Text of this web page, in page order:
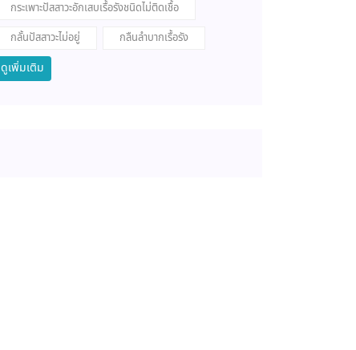
กระเพาะปัสสาวะอักเสบเรื้อรังชนิดไม่ติดเชื้อ
กลั้นปัสสาวะไม่อยู่
กลืนลำบากเรื้อรัง
ดูเพิ่มเติม